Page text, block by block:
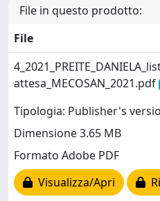
File in questo prodotto:
File
attesa_MECOSAN_2021.pdf
Tipologia: Publisher's
Dimensione 3.65 MB
Formato Adobe PDF
Visualizza/Apri